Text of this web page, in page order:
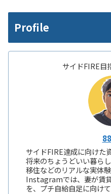
Profile
サイドFIRE目
サイドFIRE達成に向けた
将来のちょうどいい暮ら
移住などのリアルな実体
Instagramでは、妻が賃
を、プチ自給自足に向けて